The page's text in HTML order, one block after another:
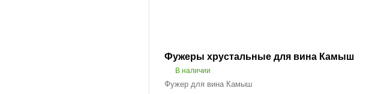
Фужеры хрустальные для вина Камыш
В наличии
Фужер для вина Камыш